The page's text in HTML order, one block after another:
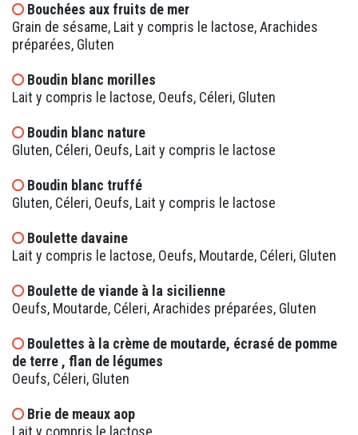
Bouchées aux fruits de mer
Grain de sésame, Lait y compris le lactose, Arachides
préparées, Gluten
Boudin blanc morilles
Lait y compris le lactose, Oeufs, Céleri, Gluten
Boudin blanc nature
Gluten, Céleri, Oeufs, Lait y compris le lactose
Boudin blanc truffé
Gluten, Céleri, Oeufs, Lait y compris le lactose
Boulette davaine
Lait y compris le lactose, Oeufs, Moutarde, Céleri, Gluten
Boulette de viande à la sicilienne
Oeufs, Moutarde, Céleri, Arachides préparées, Gluten
Boulettes à la crème de moutarde, écrasé de pomme
de terre , flan de légumes
Oeufs, Céleri, Gluten
Brie de meaux aop
Lait y compris le lactose